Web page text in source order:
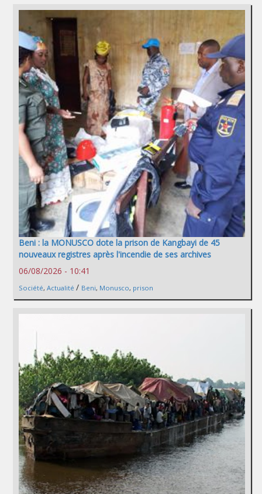
Beni : la MONUSCO dote la prison de Kangbayi de 45
nouveaux registres après l'incendie de ses archives
06/08/2026 - 10:41
Société, Actualité / Beni, Monusco, prison